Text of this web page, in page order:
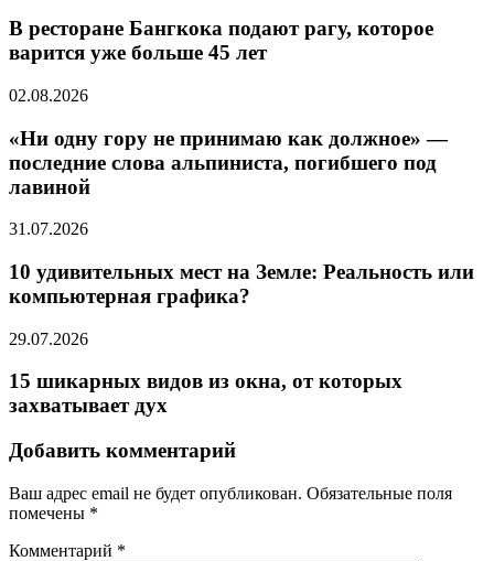
В ресторане Бангкока подают рагу, которое
варится уже больше 45 лет
02.08.2026
«Ни одну гору не принимаю как должное» —
последние слова альпиниста, погибшего под
лавиной
31.07.2026
10 удивительных мест на Земле: Реальность или
компьютерная графика?
29.07.2026
15 шикарных видов из окна, от которых
захватывает дух
Добавить комментарий
Ваш адрес email не будет опубликован. Обязательные поля
помечены *
Комментарий *